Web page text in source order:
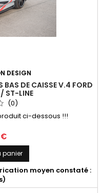
DESIGN
DE CAISSE V.4 FORD
ST-LINE
(0)
ci-dessous !!!
€
panier
moyen constaté :